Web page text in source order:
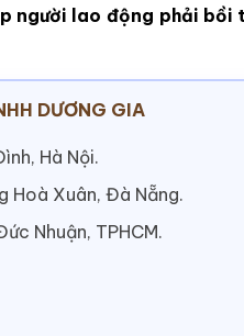
người lao động phải bồi
DƯƠNG GIA
Hà Nội.
Hoà Xuân, Đà Nẵng.
Nhuận, TPHCM.